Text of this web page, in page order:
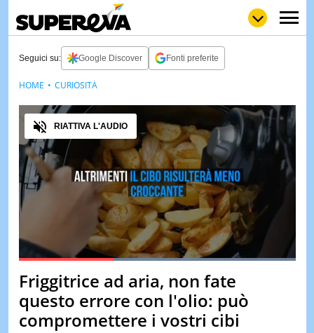
LOLGULP
LOVE
WOW
NEWS
STORIE
VIDEO
QUIZ
&
TEST
Seguici su: Google Discover Fonti preferite
Pause Unmute
Loaded:100.00%
Audio
RIATTIVA L'AUDIO
Friggitrice ad aria, non fate
questo errore con l'olio: può
compromettere i vostri cibi
HOME CURIOSITÀ